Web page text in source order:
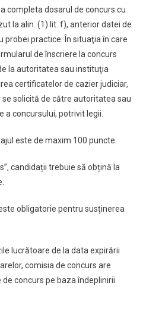
completa dosarul de concurs cu
la alin. (1) lit. f), anterior datei de
probei practice. În situaţia în care
de înscriere la concurs
la autoritatea sau instituţia
certificatelor de cazier judiciar,
solicită de către autoritatea sau
concursului, potrivit legii.
este de maxim 100 puncte.
candidații trebuie să obțină la
obligatorie pentru susținerea
lucrătoare de la data expirării
comisia de concurs are
concurs pe baza îndeplinirii